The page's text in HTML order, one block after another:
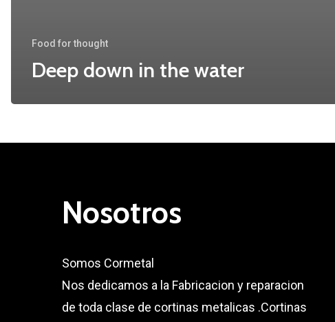
Food for thought
Deep down in the water
Nosotros
Somos Cormetal
Nos dedicamos a la Fabricacion y reparacion
de toda clase de cortinas metalicas .Cortinas